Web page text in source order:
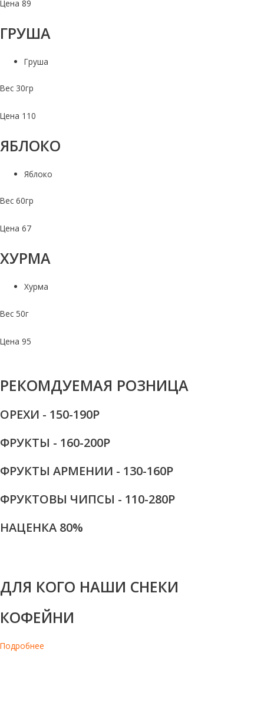
Цена 89
ГРУША
Груша
Вес 30гр
Цена 110
ЯБЛОКО
Яблоко
Вес 60гр
Цена 67
ХУРМА
Хурма
Вес 50г
Цена 95
РЕКОМДУЕМАЯ РОЗНИЦА
ОРЕХИ - 150-190Р
ФРУКТЫ - 160-200Р
ФРУКТЫ АРМЕНИИ - 130-160Р
ФРУКТОВЫ ЧИПСЫ - 110-280Р
НАЦЕНКА 80%
ДЛЯ КОГО НАШИ СНЕКИ
КОФЕЙНИ
Подробнее